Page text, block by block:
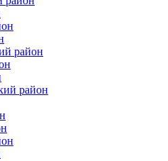
район
район